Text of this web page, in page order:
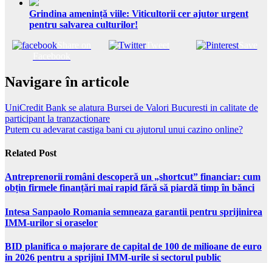
Grindina amenință viile: Viticultorii cer ajutor urgent
pentru salvarea culturilor!
Tweet Save
Navigare în articole
UniCredit Bank se alatura Bursei de Valori Bucuresti in calitate de
participant la tranzactionare
Putem cu adevarat castiga bani cu ajutorul unui cazino online?
Related Post
Antreprenorii români descoperă un „shortcut” financiar: cum
obțin firmele finanțări mai rapid fără să piardă timp în bănci
Intesa Sanpaolo Romania semneaza garantii pentru sprijinirea
IMM-urilor si oraselor
BID planifica o majorare de capital de 100 de milioane de euro
in 2026 pentru a sprijini IMM-urile si sectorul public